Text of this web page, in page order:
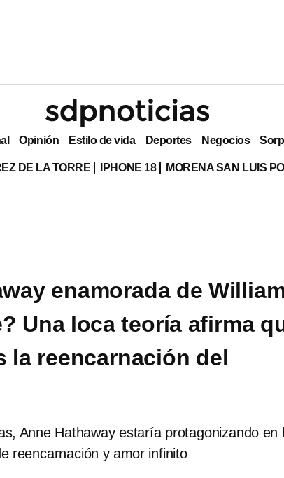
Opinión Estilo de vida Deportes Negocios
DE LA TORRE IPHONE 18 MORENA SAN LUIS
enamorada de
Una loca teoría afirma
la reencarnación del
Anne Hathaway estaría protagonizando en
reencarnación y amor infinito